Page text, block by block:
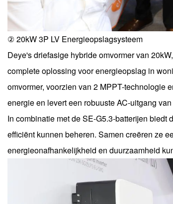
② 20kW 3P LV Energieopslagsysteem
Deye's driefasige hybride omvormer van
complete oplossing voor energieopslag in
omvormer, voorzien van 2 MPPT-technologie
energie en levert een robuuste AC-uitgang van
In combinatie met de SE-G5.3-batterijen
efficiënt kunnen beheren. Samen creëren ze
energieonafhankelijkheid en duurzaamheid